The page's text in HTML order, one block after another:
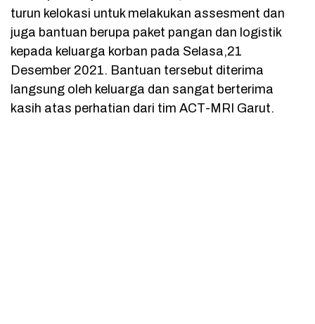
turun kelokasi untuk melakukan assesment dan
juga bantuan berupa paket pangan dan logistik
kepada keluarga korban pada Selasa,21
Desember 2021. Bantuan tersebut diterima
langsung oleh keluarga dan sangat berterima
kasih atas perhatian dari tim ACT-MRI Garut.